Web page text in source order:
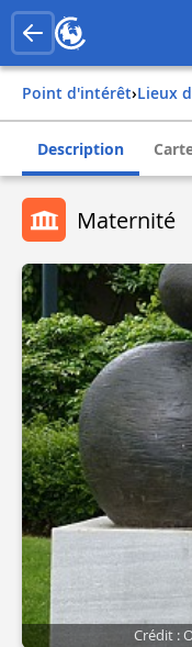
Point d'intérêt› Lieux
Description
Maternité
Crédit :